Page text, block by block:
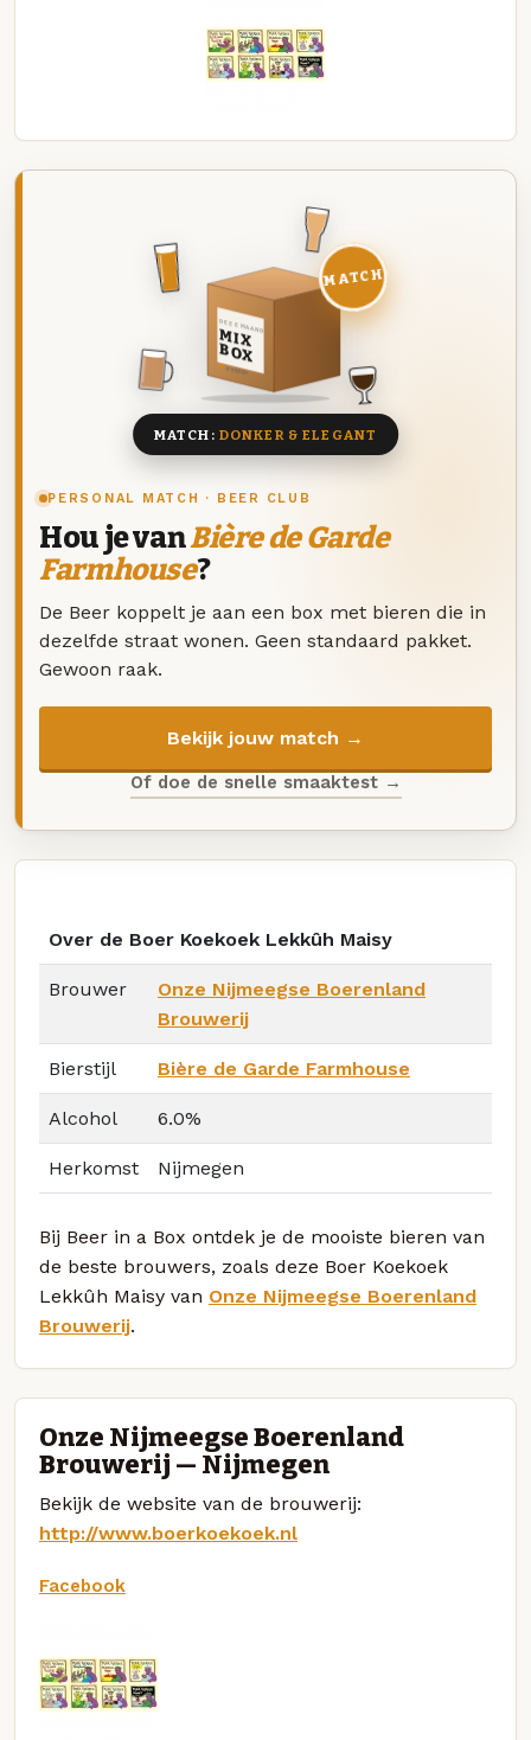
PERSONAL MATCH · BEER CLUB
Hou je vanBière de Garde
Farmhouse?
De Beer koppelt je aan een box met bieren die in
dezelfde straat wonen. Geen standaard pakket.
Gewoon raak.
Bekijk jouw match →
Of doe de snelle smaaktest →
DEZE MAAND
MIX
BOX
8 BIEREN
MATCH
MATCH: DONKER & ELEGANT
Over de Boer Koekoek Lekkûh Maisy
Brouwer
Onze Nijmeegse Boerenland
Brouwerij
Bierstijl Bière de Garde Farmhouse
Alcohol 6.0%
Herkomst Nijmegen
Bij Beer in a Box ontdek je de mooiste bieren van
de beste brouwers, zoals deze Boer Koekoek
Lekkûh Maisy van Onze Nijmeegse Boerenland
Brouwerij.
Onze Nijmeegse Boerenland
Brouwerij — Nijmegen
Bekijk de website van de brouwerij:
http://www.boerkoekoek.nl
Facebook